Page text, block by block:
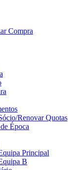
Compra
Renovar Quotas
Época
Principal
B